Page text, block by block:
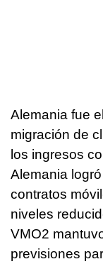
Alemania fue
migración de
los ingresos
Alemania
contratos
niveles
VMO2
previsiones